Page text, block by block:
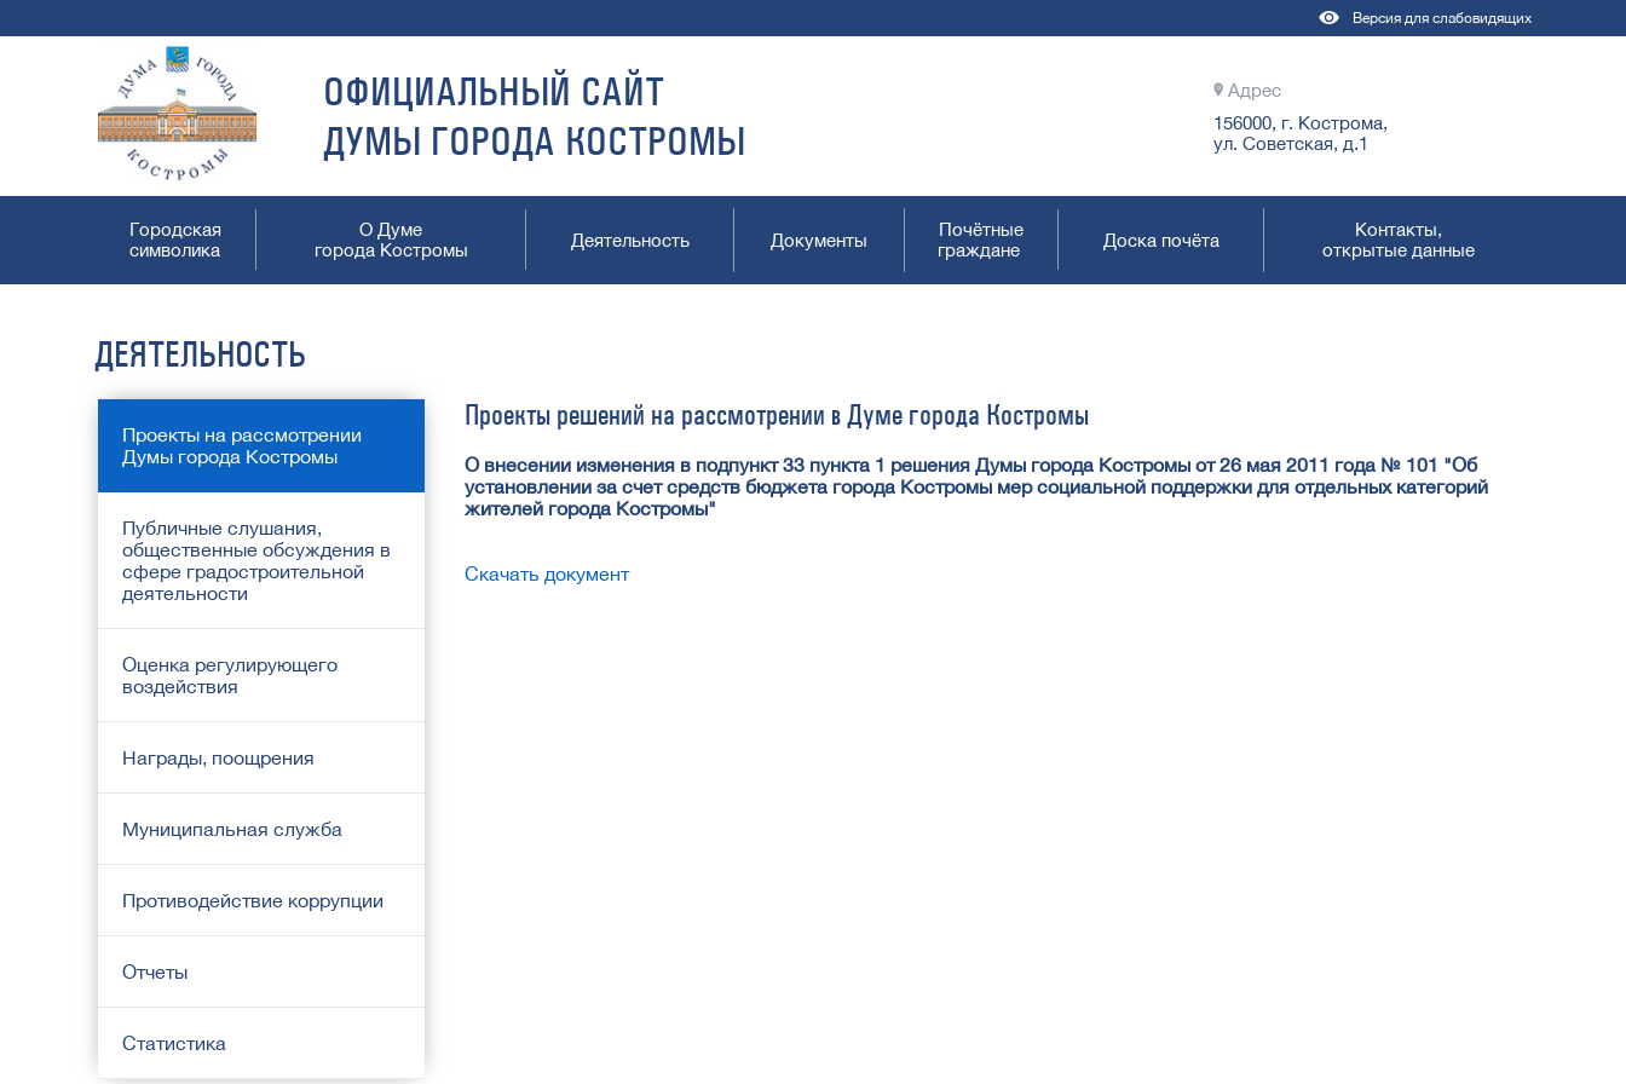
Версия для слабовидящих
ОФИЦИАЛЬНЫЙ САЙТ
ДУМЫ ГОРОДА КОСТРОМЫ
Адрес
156000, г. Кострома,
ул. Советская, д.1
Городская
символика
О Думе
города Костромы
Деятельность Документы
Почётные
граждане
Доска почёта
Контакты,
открытые данные
ДЕЯТЕЛЬНОСТЬ
Проекты на рассмотрении
Думы города Костромы
Публичные слушания,
общественные обсуждения в
сфере градостроительной
деятельности
Оценка регулирующего
воздействия
Награды, поощрения
Муниципальная служба
Противодействие коррупции
Отчеты
Статистика
Проекты решений на рассмотрении в Думе города Костромы
О внесении изменения в подпункт 33 пункта 1 решения Думы города Костромы от 26 мая 2011 года № 101 "Об
установлении за счет средств бюджета города Костромы мер социальной поддержки для отдельных категорий
жителей города Костромы"
Скачать документ